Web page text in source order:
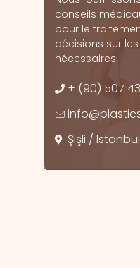
conseils
pour le
décisions sur
nécessaires.
+ (90) 507
Şişli /